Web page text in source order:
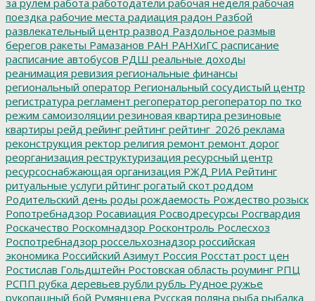
поездка рабочие места радиация радон Разбой
развлекательный центр развод Раздольное размыв
берегов ракеты Рамазанов РАН РАНХиГС расписание
расписание автобусов РДШ реальные доходы
реанимация ревизия региональные финансы
региональный оператор Региональный сосудистый центр
регистратура регламент регоператор регоператор по тко
режим самоизоляции резиновая квартира резиновые
квартиры рейд рейинг рейтинг рейтинг_2026 реклама
реконструкция ректор религия ремонт ремонт дорог
реорганизация реструктуризация ресурсный центр
ресурсоснабжающая организация РЖД РИА Рейтинг
ритуальные услуги рйтинг рогатый скот роддом
Родительский день роды рождаемость Рождество розыск
Ропотребнадзор Росавиация Росводресурсы Росгвардия
Роскачество Роскомнадзор Росконтроль Рослесхоз
Роспотребнадзор россельхознадзор российская
экономика Российский Азимут Россия Росстат рост цен
Ростислав Гольдштейн Ростовская область роуминг РПЦ
РСПП рубка деревьев рубли рубль Рудное ружье
рукопашный бой Румянцева Русская поляна рыба рыбалка